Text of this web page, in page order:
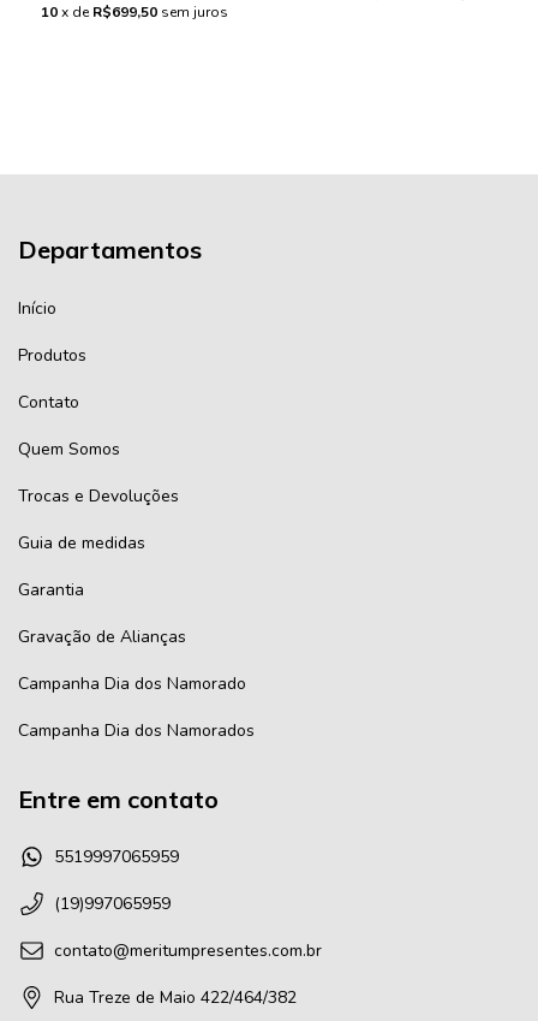
10x deR$699,50 sem juros
Departamentos
Início
Produtos
Contato
Quem Somos
Trocas e Devoluções
Guia de medidas
Garantia
Gravação de Alianças
Campanha Dia dos Namorado
Campanha Dia dos Namorados
Entre em contato
5519997065959
(19)997065959
contato@meritumpresentes.com.br
Rua Treze de Maio 422/464/382